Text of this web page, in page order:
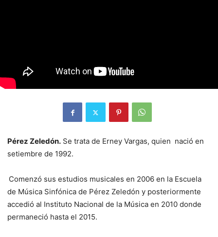
Pérez Zeledón. Se trata de Erney Vargas, quien nació en
setiembre de 1992.
Comenzó sus estudios musicales en 2006 en la Escuela
de Música Sinfónica de Pérez Zeledón y posteriormente
accedió al Instituto Nacional de la Música en 2010 donde
permaneció hasta el 2015.